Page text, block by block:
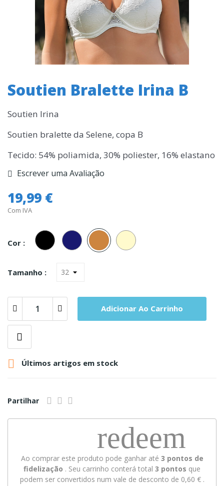
Soutien Bralette Irina B
Soutien Irina
Soutien bralette da Selene, copa B
Tecido: 54% poliamida, 30% poliester, 16% elastano
Escrever uma Avaliação
19,99 €
Com IVA
Cor :
Preto MarinhoCarne
Tamanho :
Adicionar Ao Carrinho
 Últimos artigos em stock
Partilhar
redeem
Ao comprar este produto pode ganhar até 3 pontos de
fidelização . Seu carrinho conterá total 3 pontos que
podem ser convertidos num vale de desconto de 0,60 €.